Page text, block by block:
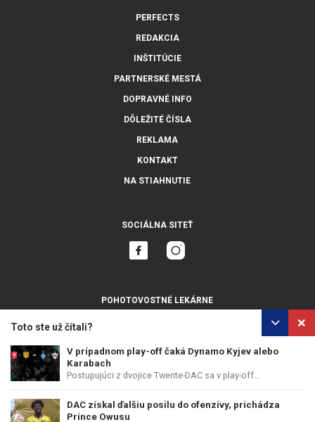
Toto ste už čítali?
V prípadnom play-off čaká Dynamo Kyjev alebo
Karabach
Postupujúci z dvojice Twente-DAC sa v play-off...
DAC získal ďalšiu posilu do ofenzívy, prichádza
Prince Owusu
PERFECTS
REDAKCIA
INŠTITÚCIE
PARTNERSKÉ MESTÁ
DOPRAVNÉ INFO
DÔLEŽITÉ ČÍSLA
REKLAMA
KONTAKT
NA STIAHNUTIE
SOCIÁLNA SITEŤ
POHOTOVOSTNÉ LEKÁRNE
OCHRANA OSOBNÝCH ÚDAJOV POUŽÍVANIE COOKIES
COPYRIGHT © PERFECTS, A.S. WEB DESIGN:EPIX MEDIA